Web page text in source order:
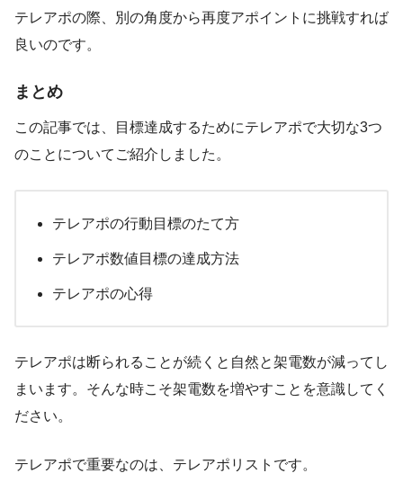
テレアポの際、別の角度から再度アポイントに挑戦すれば
良いのです。
まとめ
この記事では、目標達成するためにテレアポで大切な3つ
のことについてご紹介しました。
テレアポの行動目標のたて方
テレアポ数値目標の達成方法
テレアポの心得
テレアポは断られることが続くと自然と架電数が減ってし
まいます。そんな時こそ架電数を増やすことを意識してく
ださい。
テレアポで重要なのは、テレアポリストです。